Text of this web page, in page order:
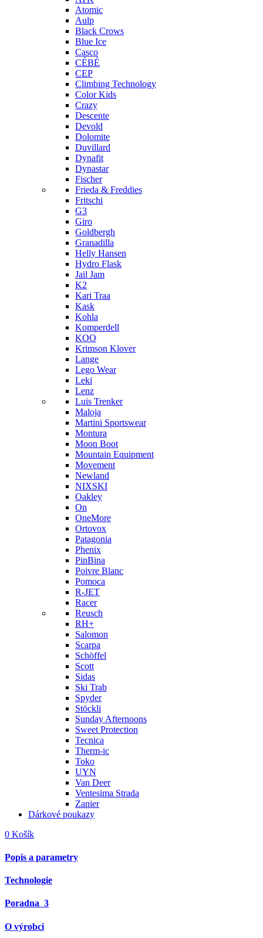
Atomic
Aulp
Black Crows
Blue Ice
Casco
CÉBÉ
CEP
Climbing Technology
Color Kids
Crazy
Descente
Devold
Dolomite
Duvillard
Dynafit
Dynastar
Fischer
Frieda & Freddies
Fritschi
G3
Giro
Goldbergh
Granadilla
Helly Hansen
Hydro Flask
Jail Jam
K2
Kari Traa
Kask
Kohla
Komperdell
KOO
Krimson Klover
Lange
Lego Wear
Leki
Lenz
Luis Trenker
Maloja
Martini Sportswear
Montura
Moon Boot
Mountain Equipment
Movement
Newland
NIXSKI
Oakley
On
OneMore
Ortovox
Patagonia
Phenix
PinBina
Poivre Blanc
Pomoca
R-JET
Racer
Reusch
RH+
Salomon
Scarpa
Schöffel
Scott
Sidas
Ski Trab
Spyder
Stöckli
Sunday Afternoons
Sweet Protection
Tecnica
Therm-ic
Toko
UYN
Van Deer
Ventesima Strada
Zanier
Dárkové poukazy
0 Košík
Popis a parametry
Technologie
Poradna 3
O výrobci